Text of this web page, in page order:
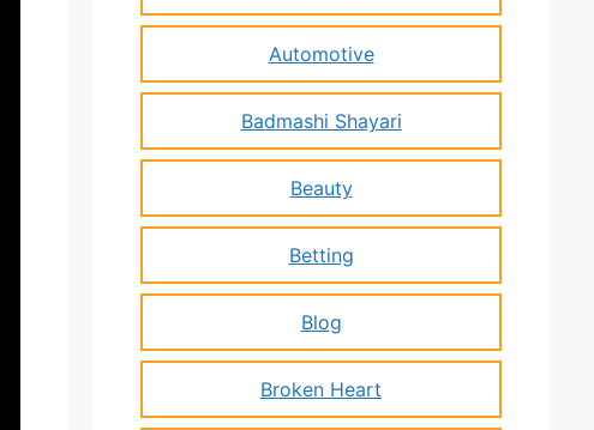
Automotive
Badmashi Shayari
Beauty
Betting
Blog
Broken Heart